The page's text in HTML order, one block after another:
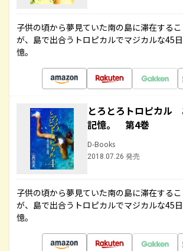
子供の頃から夢見ていた南の島に滞在する
が、島で出合うトロピカルでマジカルな45
憶。
とろとろトロピカル
記憶。 第4巻
D-Books
2018.07.26 発売
子供の頃から夢見ていた南の島に滞在する
が、島で出合うトロピカルでマジカルな45
憶。